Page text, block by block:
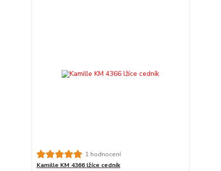
1 hodnocení
Kamille KM 4366 lžíce cedník